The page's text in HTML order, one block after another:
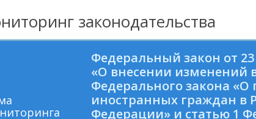
законодательства
Федеральный закон от
«О внесении изменений
Федерального закона
иностранных граждан в
Федерации» и статью 1